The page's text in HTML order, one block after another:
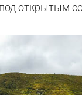
открытым